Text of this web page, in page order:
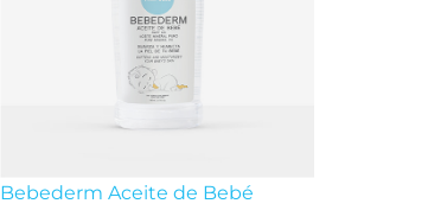
Bebederm Aceite de Bebé